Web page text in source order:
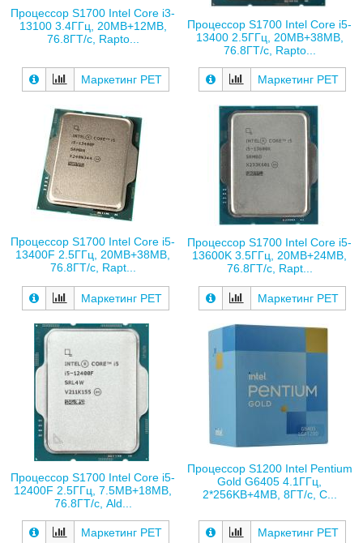
Процессор S1700 Intel Core i3-
13100 3.4ГГц, 20MB+12MB,
76.8ГТ/с, Rapto...
Маркетинг РЕТ
Процессор S1700 Intel Core i5-
13400 2.5ГГц, 20MB+38MB,
76.8ГТ/с, Rapto...
Маркетинг РЕТ
Процессор S1700 Intel Core i5-
13400F 2.5ГГц, 20MB+38MB,
76.8ГТ/с, Rapt...
Маркетинг РЕТ
Процессор S1700 Intel Core i5-
13600K 3.5ГГц, 20MB+24MB,
76.8ГТ/с, Rapt...
Маркетинг РЕТ
Процессор S1700 Intel Core i5-
12400F 2.5ГГц, 7.5MB+18MB,
76.8ГТ/с, Ald...
Маркетинг РЕТ
Процессор S1200 Intel Pentium
Gold G6405 4.1ГГц,
2*256KB+4MB, 8ГТ/с, C...
Маркетинг РЕТ